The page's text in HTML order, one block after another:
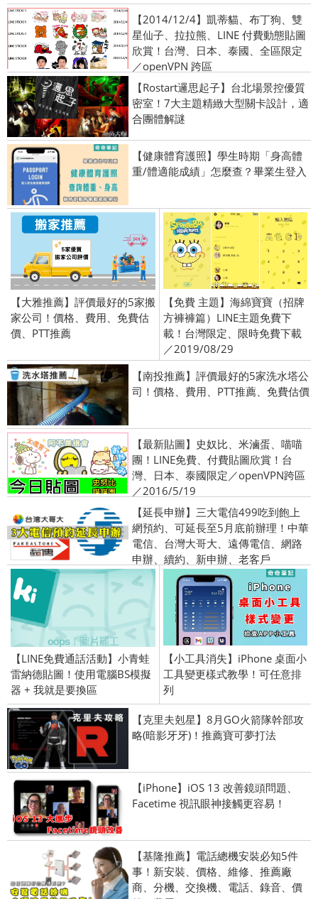
【2014/12/4】凱蒂貓、布丁狗、雙
星仙子、拉拉熊、LINE 付費動態貼圖
欣賞！台灣、日本、泰國、全區限定
／openVPN 跨區
【Rostart邏思起子】台北場景控優質
密室！7大主題精緻大型關卡設計，適
合團體解謎
【健康體育護照】學生時期「身高體
重/體適能成績」怎麼查？畢業生登入
【大雅推薦】評價最好的5家搬
家公司！價格、費用、免費估
價、PTT推薦
【免費 主題】海綿寶寶（招牌
方褲褲篇）LINE主題免費下
載！台灣限定、限時免費下載
／2019/08/29
【南投推薦】評價最好的5家洗水塔公
司！價格、費用、PTT推薦、免費估價
【最新貼圖】史奴比、米滷蛋、喵喵
團！LINE免費、付費貼圖欣賞！台
灣、日本、泰國限定／openVPN跨區
／2016/5/19
【延長申辦】三大電信499吃到飽上
網預約、可延長至5月底前辦理！中華
電信、台灣大哥大、遠傳電信、網路
申辦、續約、新申辦、老客戶
【LINE免費通話活動】小青蛙
雷納德貼圖！使用電腦BS模擬
器 + 我就是要換區
【小工具消失】iPhone 桌面小
工具變更樣式教學！可任意排
列
【克里夫剋星】8月GO火箭隊幹部攻
略(暗影牙牙)！推薦寶可夢打法
【iPhone】iOS 13 改善鏡頭問題、
Facetime 視訊眼神接觸更容易！
【基隆推薦】電話總機安裝必知5件
事！新安裝、價格、維修、推薦廠
商、分機、交換機、電話、錄音、價